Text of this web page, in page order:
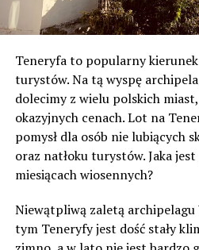
Teneryfa to popularny
turystów. Na tą wyspę
dolecimy z wielu polskich
okazyjnych cenach. Lot na
pomysł dla osób nie lubiących
oraz natłoku turystów. Jaka
miesiącach wiosennych?
Niewątpliwą zaletą archipelagu
tym Teneryfy jest dość stały